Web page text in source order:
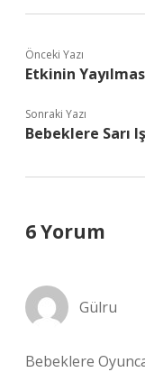
Önceki Yazı
Etkinin
Sonraki Yazı
Bebeklere Sarı
6 Yorum
Gülru
Bebeklere